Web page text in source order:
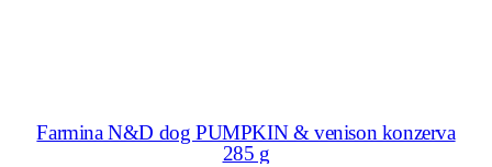
Farmina N&D dog PUMPKIN & venison konzerva
285 g